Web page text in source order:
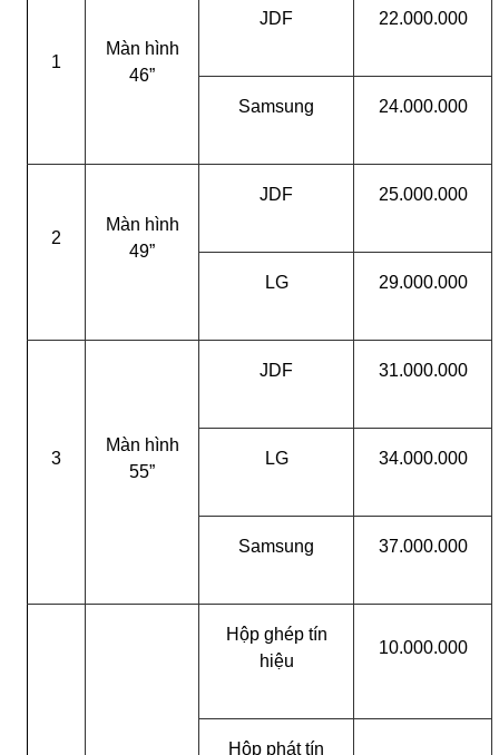
1
Màn hình
46”
JDF 22.000.000
Samsung 24.000.000
2
Màn hình
49”
JDF 25.000.000
LG 29.000.000
3
Màn hình
55”
JDF 31.000.000
LG 34.000.000
Samsung 37.000.000
Hộp ghép tín
hiệu
10.000.000
Hộp phát tín